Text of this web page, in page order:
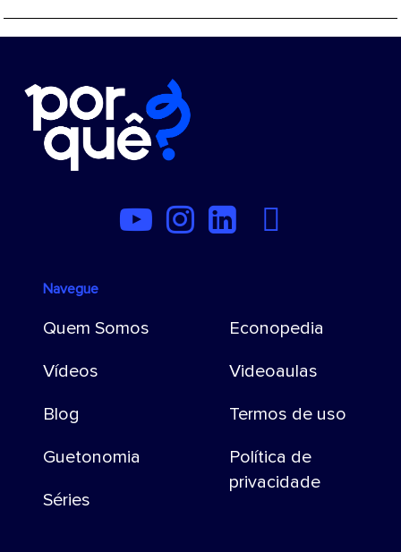
Navegue
Quem Somos
Vídeos
Blog
Guetonomia
Séries
Econopedia
Videoaulas
Termos de uso
Política de
privacidade